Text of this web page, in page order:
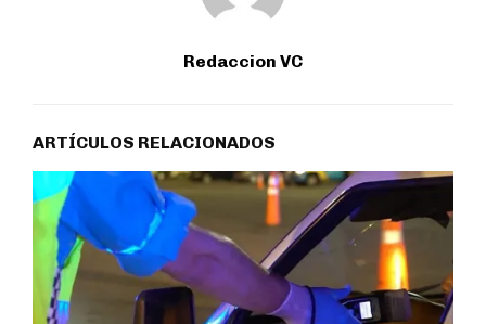
Redaccion VC
ARTÍCULOS RELACIONADOS